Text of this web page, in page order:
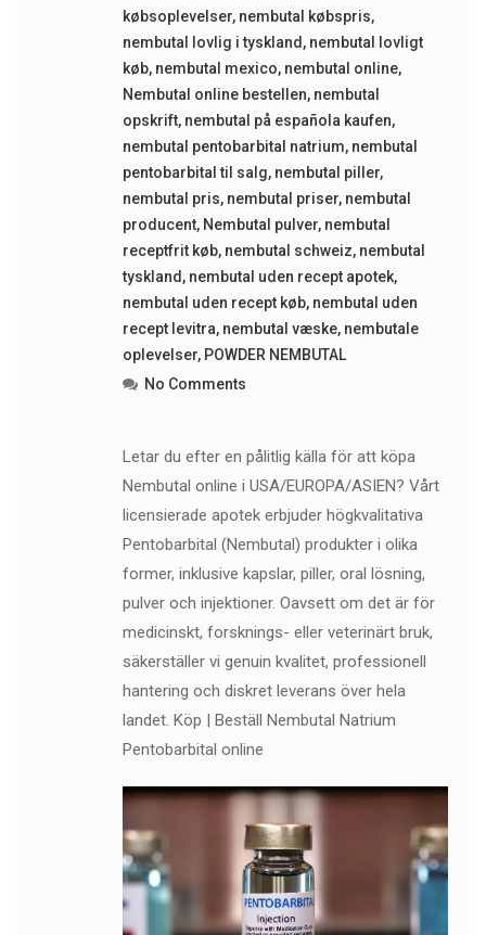
købsoplevelser, nembutal købspris,
nembutal lovlig i tyskland, nembutal lovligt
køb, nembutal mexico, nembutal online,
Nembutal online bestellen, nembutal
opskrift, nembutal på española kaufen,
nembutal pentobarbital natrium, nembutal
pentobarbital til salg, nembutal piller,
nembutal pris, nembutal priser, nembutal
producent, Nembutal pulver, nembutal
receptfrit køb, nembutal schweiz, nembutal
tyskland, nembutal uden recept apotek,
nembutal uden recept køb, nembutal uden
recept levitra, nembutal væske, nembutale
oplevelser, POWDER NEMBUTAL
No Comments
Letar du efter en pålitlig källa för att köpa
Nembutal online i USA/EUROPA/ASIEN? Vårt
licensierade apotek erbjuder högkvalitativa
Pentobarbital (Nembutal) produkter i olika
former, inklusive kapslar, piller, oral lösning,
pulver och injektioner. Oavsett om det är för
medicinskt, forsknings- eller veterinärt bruk,
säkerställer vi genuin kvalitet, professionell
hantering och diskret leverans över hela
landet. Köp | Beställ Nembutal Natrium
Pentobarbital online